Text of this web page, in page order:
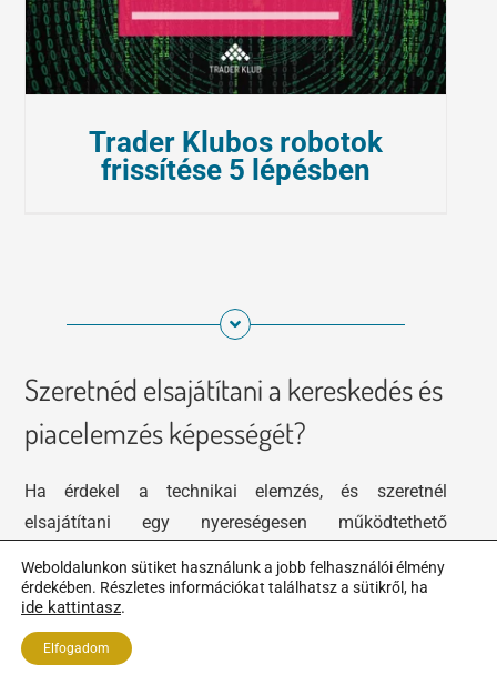
Trader Klubos robotok
frissítése 5 lépésben
Szeretnéd elsajátítani a kereskedés és
piacelemzés képességét?
Ha érdekel a technikai elemzés, és szeretnél
elsajátítani egy nyereségesen működtethető
Szörf Mini Kereskedési Stratégiát, továbbá a
Tőzsdeklubot
rendszer alkalmazását.
Weboldalunkon sütiket használunk a jobb felhasználói élmény
érdekében. Részletes információkat találhatsz a sütikről, ha
ide kattintasz.
Elfogadom